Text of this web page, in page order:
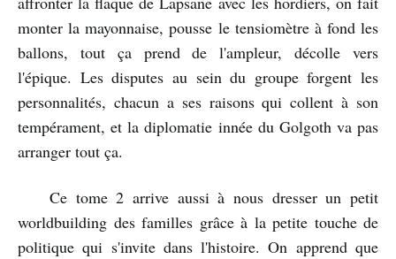
monter la mayonnaise, pousse le tensiomètre à fond les
ballons, tout ça prend de l'ampleur, décolle vers
l'épique. Les disputes au sein du groupe forgent les
personnalités, chacun a ses raisons qui collent à son
tempérament, et la diplomatie innée du Golgoth va pas
arranger tout ça.
Ce tome 2 arrive aussi à nous dresser un petit
worldbuilding des familles grâce à la petite touche de
politique qui s'invite dans l'histoire. On apprend que